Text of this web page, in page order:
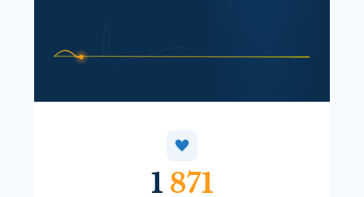
1 871
Tryb dysleksji
WYGLĄD STRONY